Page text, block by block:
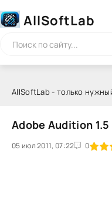
AllSoftLab
AllSoftLab - только
Adobe Audition 1.5
05 июл 2011, 07:22 0
1 2 3 4 5